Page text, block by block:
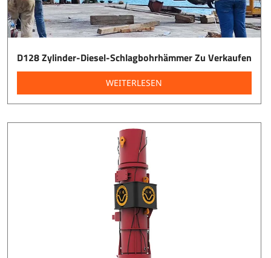
D128 Zylinder-Diesel-Schlagbohrhämmer Zu Verkaufen
WEITERLESEN